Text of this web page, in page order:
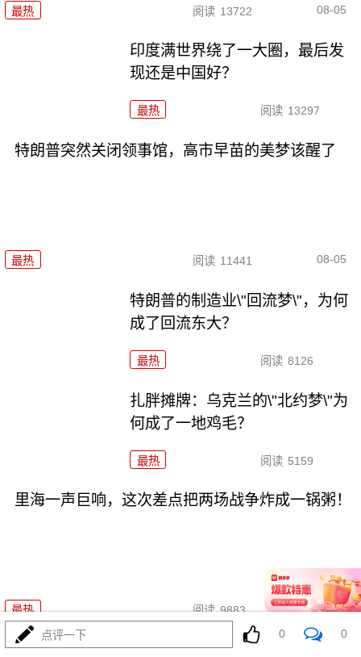
最热 阅读 13722 08-05
印度满世界绕了一大圈，最后发
现还是中国好？
最热 阅读 13297
特朗普突然关闭领事馆，高市早苗的美梦该醒了
最热 阅读 11441 08-05
特朗普的制造业\"回流梦\"，为何
成了回流东大？
最热 阅读 8126
扎胖摊牌：乌克兰的\"北约梦\"为
何成了一地鸡毛？
最热 阅读 5159
里海一声巨响，这次差点把两场战争炸成一锅粥！
最热 阅读 9883 08-05
刚刚，普京被逼亮出底牌！俄罗斯要干大事了！
点评一下 0 0